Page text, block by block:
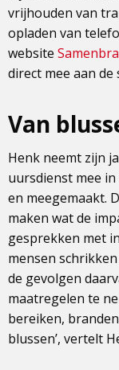
vrijhouden van
opladen van
website
direct mee aan de
Van
Henk neemt zijn
uursdienst mee in
en meegemaakt.
maken wat de
gesprekken met
mensen
de gevolgen
maatregelen te
bereiken,
blussen’, vertelt